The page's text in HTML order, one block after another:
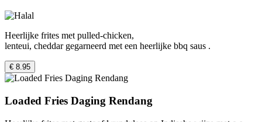
Heerlijke frites met pulled-chicken,
lenteui, cheddar gegarneerd met een heerlijke bbq saus .
€ 8.95
Loaded Fries Daging Rendang